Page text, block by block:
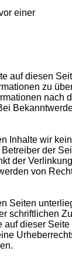
einer
auf diesen
zu
Inhalte wir
der
der
von
Seiten
schriftlichen
dieser